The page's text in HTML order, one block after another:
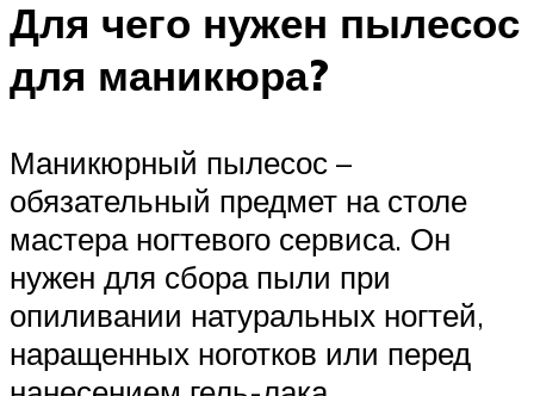
Для чего нужен пылесос
для маникюра?
Маникюрный пылесос –
обязательный предмет на столе
мастера ногтевого сервиса. Он
нужен для сбора пыли при
опиливании натуральных ногтей,
наращенных ноготков или перед